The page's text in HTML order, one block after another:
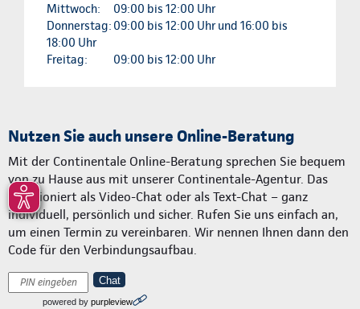
Mittwoch:
09:00 bis 12:00 Uhr
Donnerstag: 09:00 bis 12:00 Uhr und 16:00 bis
18:00 Uhr
Freitag:
09:00 bis 12:00 Uhr
Nutzen Sie auch unsere Online-Beratung
Mit der Continentale Online-Beratung sprechen Sie bequem
von zu Hause aus mit unserer Continentale-Agentur. Das
funktioniert als Video-Chat oder als Text-Chat – ganz
individuell, persönlich und sicher. Rufen Sie uns einfach an,
um einen Termin zu vereinbaren. Wir nennen Ihnen dann den
Code für den Verbindungsaufbau.
Chat
powered by purpleview